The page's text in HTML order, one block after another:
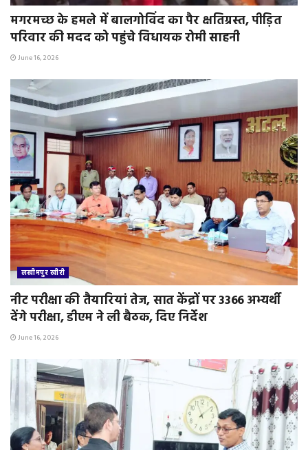
मगरमच्छ के हमले में बालगोविंद का पैर क्षतिग्रस्त, पीड़ित
परिवार की मदद को पहुंचे विधायक रोमी साहनी
June 16, 2026
लखीमपुर खीरी
नीट परीक्षा की तैयारियां तेज, सात केंद्रों पर 3366 अभ्यर्थी
देंगे परीक्षा, डीएम ने ली बैठक, दिए निर्देश
June 16, 2026